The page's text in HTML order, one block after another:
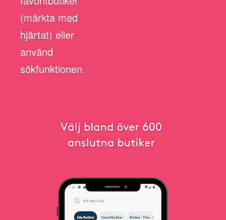
(märkta med
hjärtat) eller
använd
sökfunktionen.